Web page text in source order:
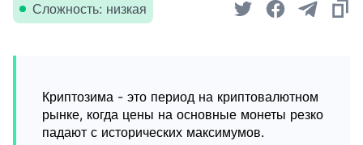
Сложность: низкая
Криптозима - это период на криптовалютном
рынке, когда цены на основные монеты резко
падают с исторических максимумов.